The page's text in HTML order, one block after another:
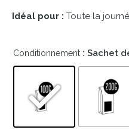
Idéal pour : Toute la
Conditionnement : Sachet